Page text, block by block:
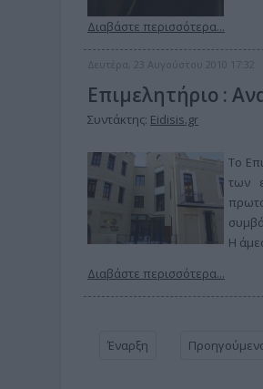
Διαβάστε περισσότερα...
Δευτέρα, 23 Αυγούστου 2010 17:32
Επιμελητήριο :
Συντάκτης: Eidisis.gr
Το
των
Η
Διαβάστε περισσότερα...
Έναρξη